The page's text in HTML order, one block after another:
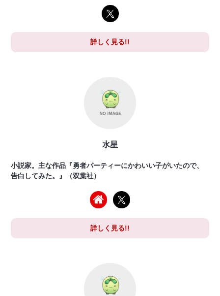
詳しく見る!!
水星
小説家。主な作品『勇者パーティーにかわいい子がいたので、
告白してみた。』（双葉社）
詳しく見る!!